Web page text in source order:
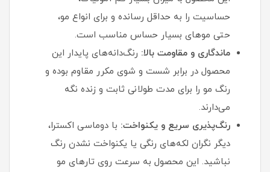
حساسیت را به حداقل رسانده و برای انواع مو،
حتی موهای بسیار حساس مناسب است.
ماندگاری و مقاومت بالا: رنگ‌دانه‌های پایدار این
محصول در برابر شست‌ و شوی مکرر مقاوم بوده و
رنگ مو را برای مدت طولانی ثابت و زنده نگه
می‌دارند.
رنگ‌پذیری سریع و یکنواخت: با دوماسی اکسترا،
دیگر نگران لکه‌های رنگی یا یکنواخت نشدن رنگ
نباشید. این محصول به سرعت روی تارهای مو